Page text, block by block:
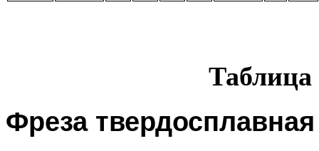
Фреза твердосплавная